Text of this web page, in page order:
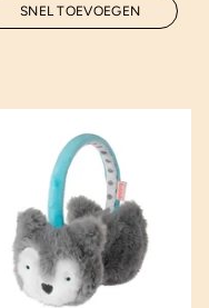
SNEL TOEVOEGEN